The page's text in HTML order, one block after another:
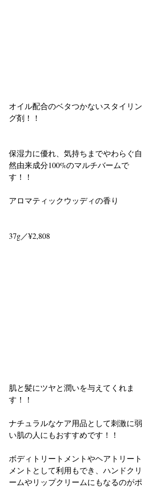
オイル配合のベタつかないスタイリン
グ剤！！
保湿力に優れ、気持ちまでやわらぐ自
然由来成分100%のマルチバームで
す！！
アロマティックウッディの香り
37g／¥2,808
肌と髪にツヤと潤いを与えてくれま
す！！
ナチュラルなケア用品として刺激に弱
い肌の人にもおすすめです！！
ボディトリートメントやヘアトリート
メントとして利用もでき、ハンドクリ
ームやリップクリームにもなるのがポ